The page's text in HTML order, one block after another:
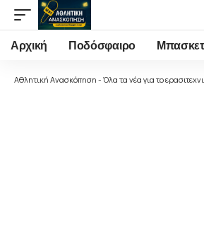
Αρχική Ποδόσφαιρο Μπασκετ
Αθλητική Ανασκόπηση - Όλα τα νέα για το